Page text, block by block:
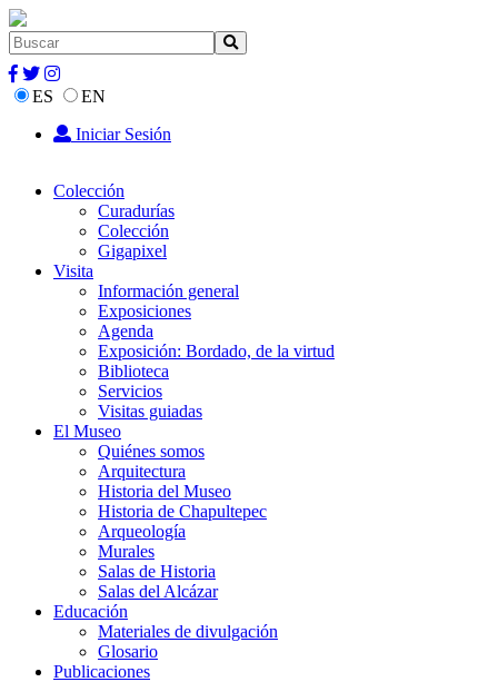
ES
EN
Iniciar Sesión
Colección
Curadurías
Colección
Gigapixel
Visita
Información general
Exposiciones
Agenda
Exposición: Bordado, de la virtud
Biblioteca
Servicios
Visitas guiadas
El Museo
Quiénes somos
Arquitectura
Historia del Museo
Historia de Chapultepec
Arqueología
Murales
Salas de Historia
Salas del Alcázar
Educación
Materiales de divulgación
Glosario
Publicaciones